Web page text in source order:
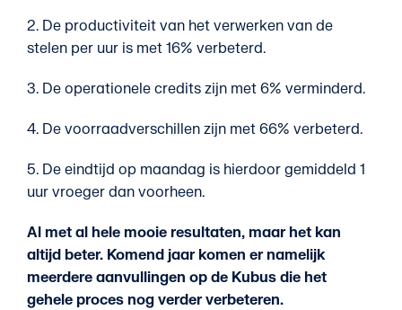
2. De productiviteit van het verwerken van de
stelen per uur is met 16% verbeterd.
3. De operationele credits zijn met 6% verminderd.
4. De voorraadverschillen zijn met 66% verbeterd.
5. De eindtijd op maandag is hierdoor gemiddeld 1
uur vroeger dan voorheen.
Al met al hele mooie resultaten, maar het kan
altijd beter. Komend jaar komen er namelijk
meerdere aanvullingen op de Kubus die het
gehele proces nog verder verbeteren.